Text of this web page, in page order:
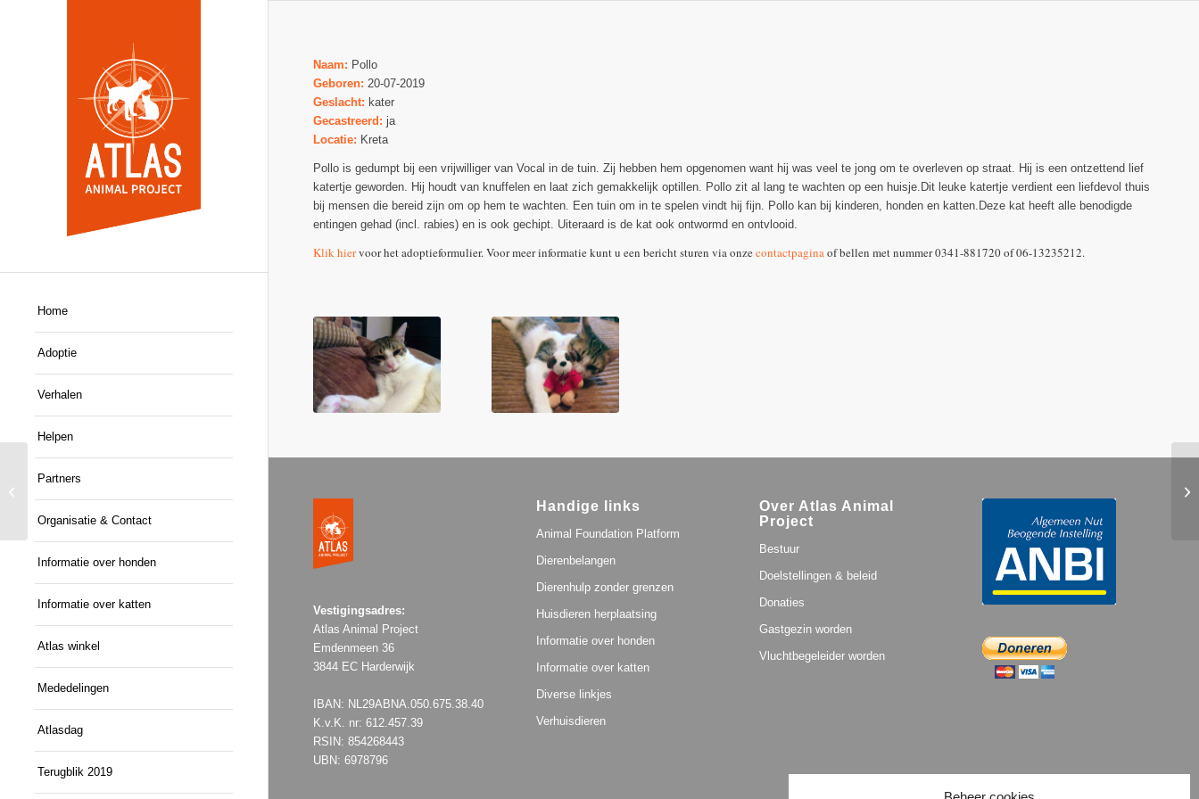
Home
Adoptie
Verhalen
Helpen
Partners
Organisatie & Contact
Informatie over honden
Informatie over katten
Atlas winkel
Mededelingen
Atlasdag
Terugblik 2019
Naam: Pollo
Geboren: 20-07-2019
Geslacht: kater
Gecastreerd: ja
Locatie: Kreta
Pollo is gedumpt bij een vrijwilliger van Vocal in de tuin. Zij hebben hem opgenomen want hij was veel te jong om te overleven op straat. Hij is een ontzettend lief
katertje geworden. Hij houdt van knuffelen en laat zich gemakkelijk optillen. Pollo zit al lang te wachten op een huisje.Dit leuke katertje verdient een liefdevol thuis
bij mensen die bereid zijn om op hem te wachten. Een tuin om in te spelen vindt hij fijn. Pollo kan bij kinderen, honden en katten.Deze kat heeft alle benodigde
entingen gehad (incl. rabies) en is ook gechipt. Uiteraard is de kat ook ontwormd en ontvlooid.
Klik hiervoor het adoptieformulier. Voor meer informatie kunt u een bericht sturen via onzecontactpaginaof bellen met nummer 0341-881720 of 06-13235212.
Vestigingsadres:
Atlas Animal Project
Emdenmeen 36
3844 EC Harderwijk
IBAN: NL29ABNA.050.675.38.40
K.v.K. nr: 612.457.39
RSIN: 854268443
UBN: 6978796
Handige links
Animal Foundation Platform
Dierenbelangen
Dierenhulp zonder grenzen
Huisdieren herplaatsing
Informatie over honden
Informatie over katten
Diverse linkjes
Verhuisdieren
Over Atlas Animal
Project
Bestuur
Doelstellingen & beleid
Donaties
Gastgezin worden
Vluchtbegeleider worden